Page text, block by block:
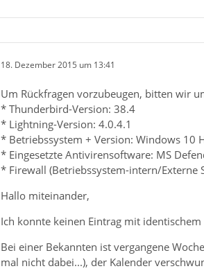
18. Dezember 2015 um 13:41
Um Rückfragen vorzubeugen, bitten wir
* Thunderbird-Version: 38.4
* Lightning-Version: 4.0.4.1
* Betriebssystem + Version: Windows 10
* Eingesetzte Antivirensoftware: MS
* Firewall (Betriebssystem-intern/Externe
Hallo miteinander,
Ich konnte keinen Eintrag mit
Bei einer Bekannten ist vergangene
mal nicht dabei...), der Kalender